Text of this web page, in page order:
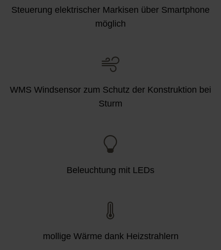
Steuerung elektrischer Markisen über Smartphone
möglich
WMS Windsensor zum Schutz der Konstruktion bei
Sturm
Beleuchtung mit LEDs
mollige Wärme dank Heizstrahlern